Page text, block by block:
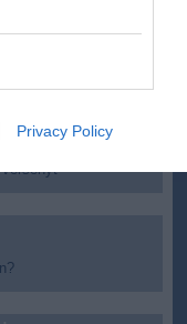
Privacy Policy